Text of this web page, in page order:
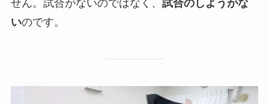
せん。試合がないのではなく、 試合のしようがな
いのです。